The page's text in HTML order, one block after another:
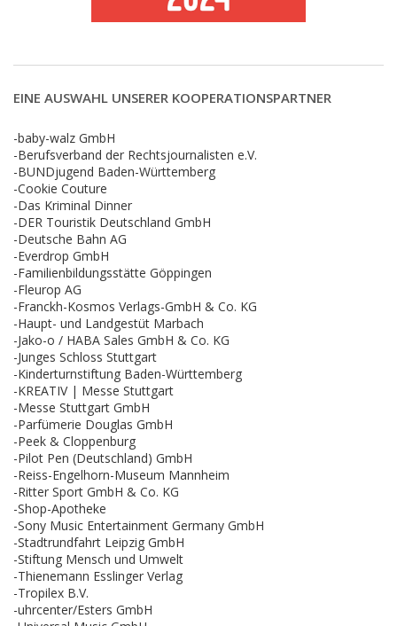
EINE AUSWAHL UNSERER KOOPERATIONSPARTNER
-baby-walz GmbH
-Berufsverband der Rechtsjournalisten e.V.
-BUNDjugend Baden-Württemberg
-Cookie Couture
-Das Kriminal Dinner
-DER Touristik Deutschland GmbH
-Deutsche Bahn AG
-Everdrop GmbH
-Familienbildungsstätte Göppingen
-Fleurop AG
-Franckh-Kosmos Verlags-GmbH & Co. KG
-Haupt- und Landgestüt Marbach
-Jako-o / HABA Sales GmbH & Co. KG
-Junges Schloss Stuttgart
-Kinderturnstiftung Baden-Württemberg
-KREATIV | Messe Stuttgart
-Messe Stuttgart GmbH
-Parfümerie Douglas GmbH
-Peek & Cloppenburg
-Pilot Pen (Deutschland) GmbH
-Reiss-Engelhorn-Museum Mannheim
-Ritter Sport GmbH & Co. KG
-Shop-Apotheke
-Sony Music Entertainment Germany GmbH
-Stadtrundfahrt Leipzig GmbH
-Stiftung Mensch und Umwelt
-Thienemann Esslinger Verlag
-Tropilex B.V.
-uhrcenter/Esters GmbH